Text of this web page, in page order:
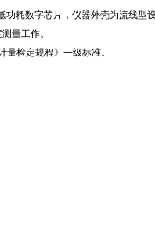
功耗数字芯片，仪器外壳为流线
量工作。
检定规程》一级标准。